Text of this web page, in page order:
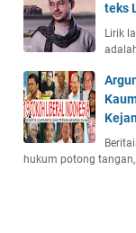
teks
Lirik
hukum potong